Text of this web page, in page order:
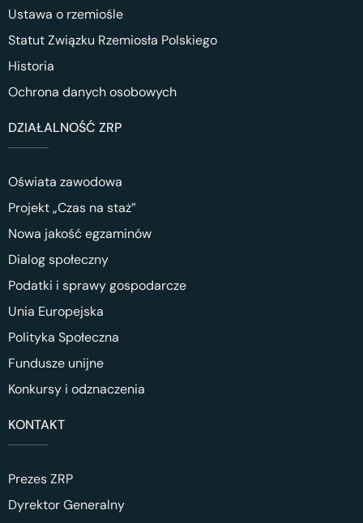
Ustawa o rzemiośle
Statut Związku Rzemiosła Polskiego
Historia
Ochrona danych osobowych
DZIAŁALNOŚĆ ZRP
Oświata zawodowa
Projekt „Czas na staż”
Nowa jakość egzaminów
Dialog społeczny
Podatki i sprawy gospodarcze
Unia Europejska
Polityka Społeczna
Fundusze unijne
Konkursy i odznaczenia
KONTAKT
Prezes ZRP
Dyrektor Generalny